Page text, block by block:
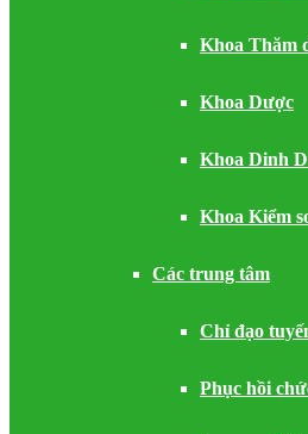
Khoa Thăm
Khoa Dược
Khoa Dinh
Khoa Kiểm
Các trung tâm
Chỉ đạo
Phục hồi